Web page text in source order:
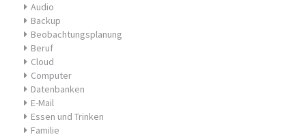
Audio
Backup
Beobachtungsplanung
Beruf
Cloud
Computer
Datenbanken
E-Mail
Essen und Trinken
Familie